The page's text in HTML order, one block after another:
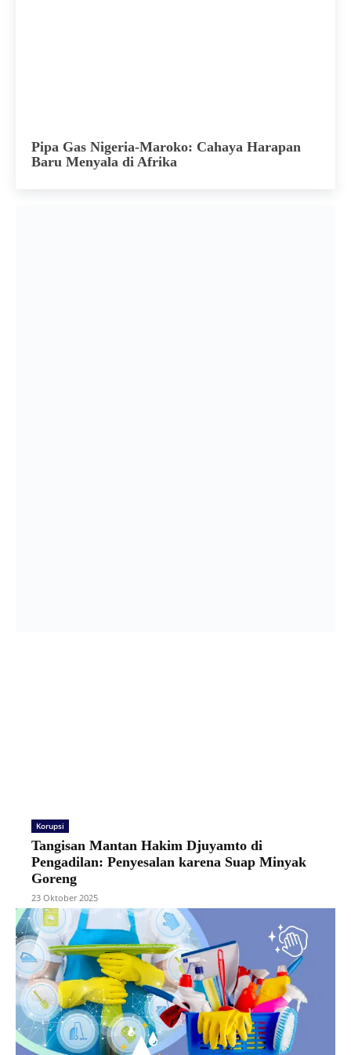
Pipa Gas Nigeria-Maroko: Cahaya Harapan
Baru Menyala di Afrika
Korupsi
Tangisan Mantan Hakim Djuyamto di
Pengadilan: Penyesalan karena Suap Minyak
Goreng
23 Oktober 2025